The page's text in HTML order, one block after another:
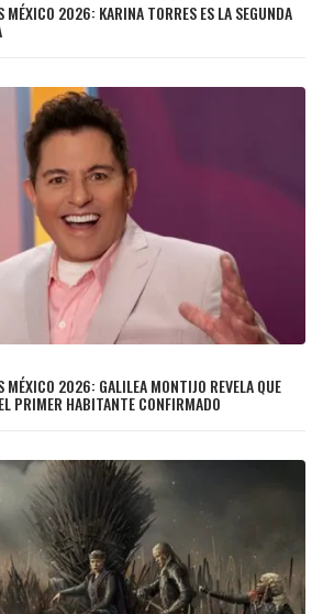
MÉXICO 2026: KARINA TORRES ES LA SEGUNDA
MÉXICO 2026: GALILEA MONTIJO REVELA QUE
PRIMER HABITANTE CONFIRMADO